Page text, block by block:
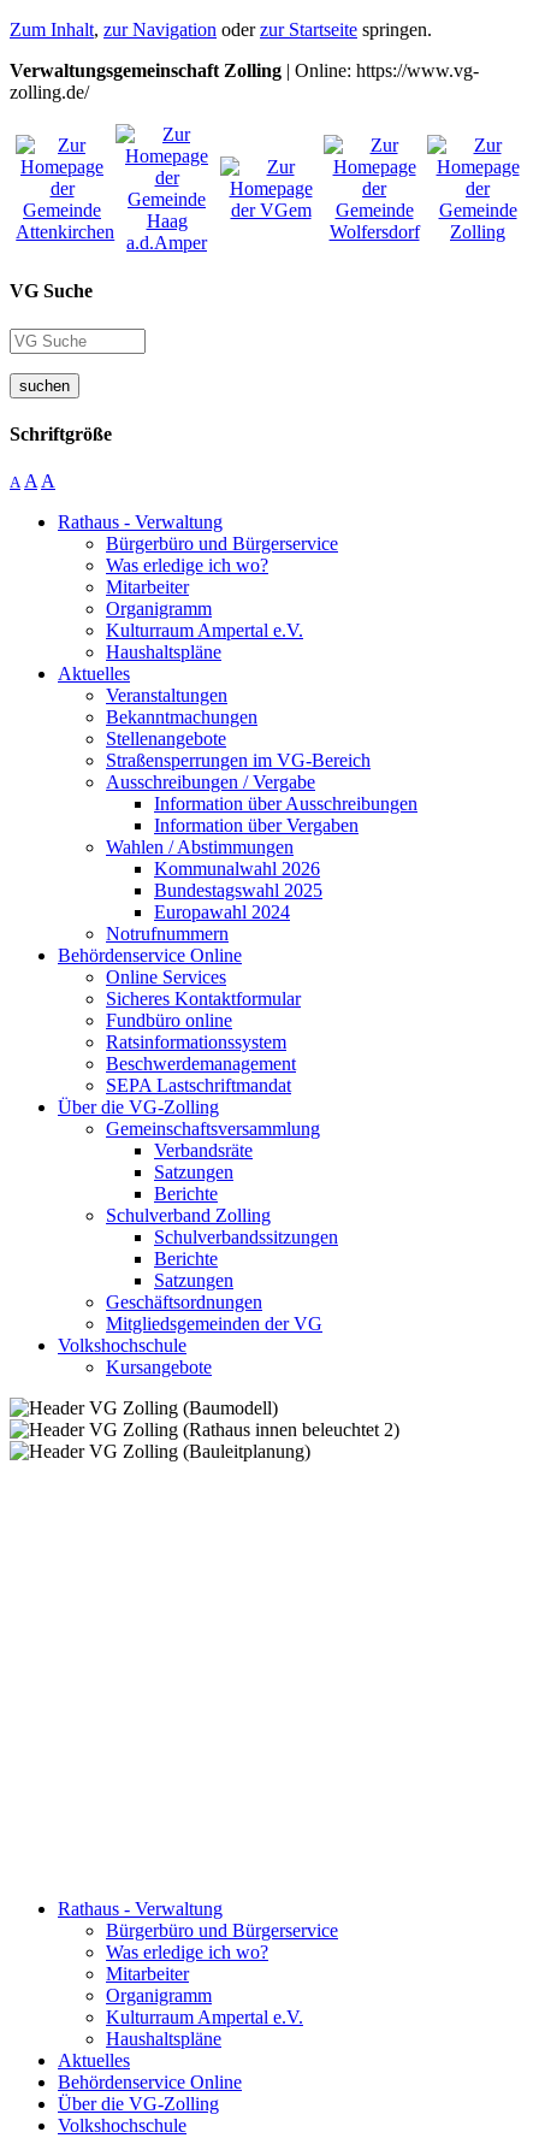
Zum Inhalt, zur Navigation oderzur Startseite springen.
Verwaltungsgemeinschaft Zolling | Online: https://www.vg-
zolling.de/
VG Suche
suchen
Schriftgröße
A A A
Rathaus - Verwaltung
Bürgerbüro und Bürgerservice
Was erledige ich wo?
Mitarbeiter
Organigramm
Kulturraum Ampertal e.V.
Haushaltspläne
Aktuelles
Veranstaltungen
Bekanntmachungen
Stellenangebote
Straßensperrungen im VG-Bereich
Ausschreibungen / Vergabe
Information über Ausschreibungen
Information über Vergaben
Wahlen / Abstimmungen
Kommunalwahl 2026
Bundestagswahl 2025
Europawahl 2024
Notrufnummern
Behördenservice Online
Online Services
Sicheres Kontaktformular
Fundbüro online
Ratsinformationssystem
Beschwerdemanagement
SEPA Lastschriftmandat
Über die VG-Zolling
Gemeinschaftsversammlung
Verbandsräte
Satzungen
Berichte
Schulverband Zolling
Schulverbandssitzungen
Berichte
Satzungen
Geschäftsordnungen
Mitgliedsgemeinden der VG
Volkshochschule
Kursangebote
Rathaus - Verwaltung
Bürgerbüro und Bürgerservice
Was erledige ich wo?
Mitarbeiter
Organigramm
Kulturraum Ampertal e.V.
Haushaltspläne
Aktuelles
Behördenservice Online
Über die VG-Zolling
Volkshochschule